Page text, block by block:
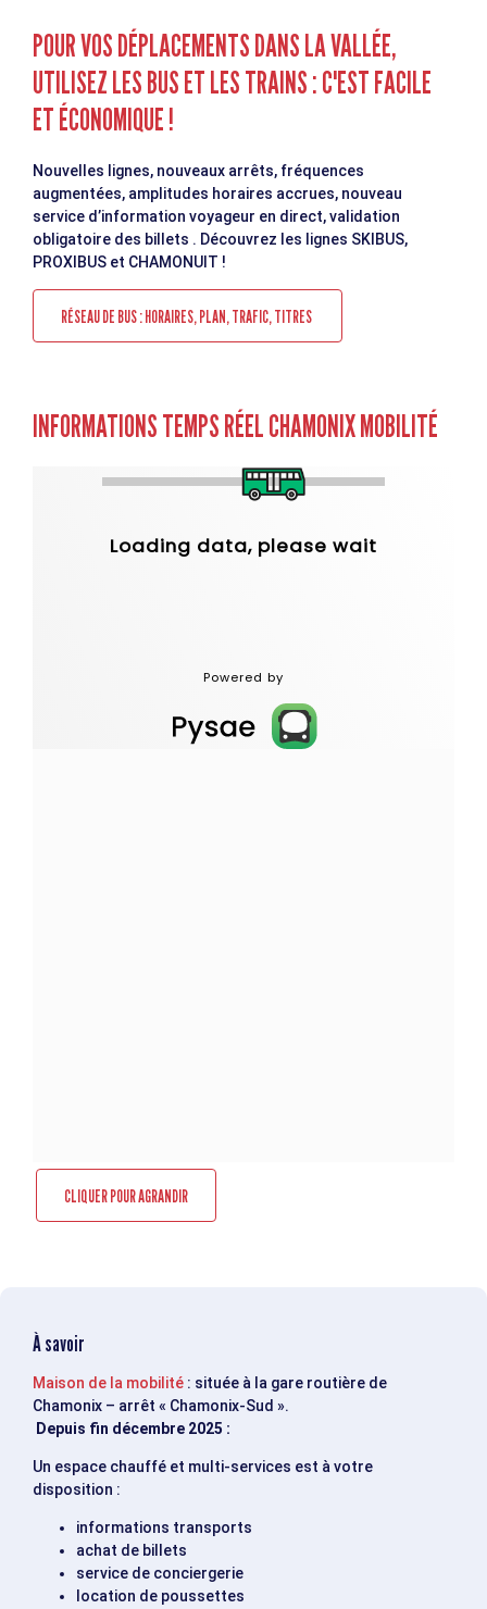
POUR VOS DÉPLACEMENTS DANS LA VALLÉE,
UTILISEZ LES BUS ET LES TRAINS : C'EST FACILE
ET ÉCONOMIQUE !
Nouvelles lignes, nouveaux arrêts, fréquences
augmentées, amplitudes horaires accrues, nouveau
service d’information voyageur en direct, validation
obligatoire des billets . Découvrez les lignes SKIBUS,
PROXIBUS et CHAMONUIT !
RÉSEAU DE BUS : HORAIRES, PLAN, TRAFIC, TITRES
INFORMATIONS TEMPS RÉEL CHAMONIX MOBILITÉ
CLIQUER POUR AGRANDIR
À savoir
Maison de la mobilité : située à la gare routière de
Chamonix – arrêt « Chamonix-Sud ».
Depuis fin décembre 2025 :
Un espace chauffé et multi-services est à votre
disposition :
informations transports
achat de billets
service de conciergerie
location de poussettes